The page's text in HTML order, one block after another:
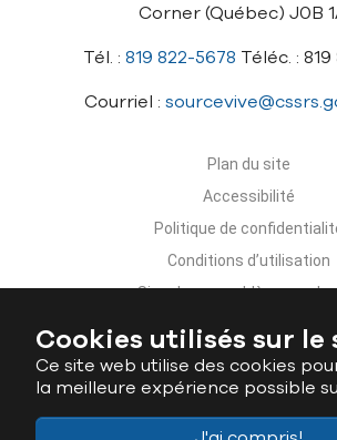
Cookies utilisés sur le
Ce site web utilise des cookies
la meilleure expérience possible
Corner (Québec) J0B
Tél. : 819 822-5678 Téléc. :
Courriel :
Plan du site
Accessibilité
Politique de
Conditions d’utilisation
Signaler un problème sur le
Nous joindre
Ministère de l'Éducation du Québec